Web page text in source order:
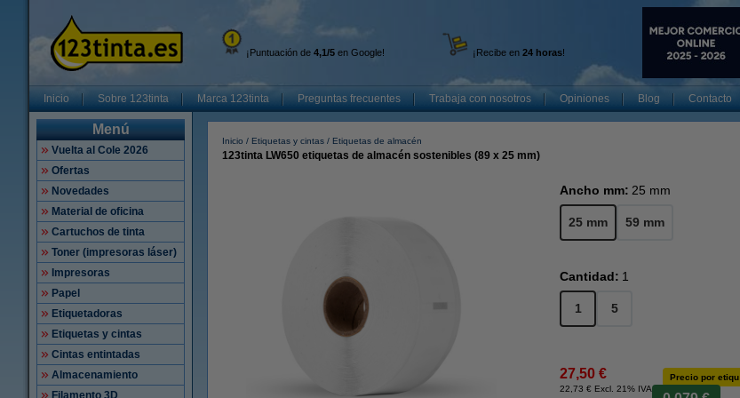
¡Puntuación de 4,1/5 en Google! ¡Recibe en 24 horas!
Inicio Sobre 123tinta Marca 123tinta Preguntas frecuentes Trabaja con nosotros Opiniones Blog Contacto
Menú
Vuelta al Cole 2026
Ofertas
Novedades
Material de oficina
Cartuchos de tinta
Toner (impresoras láser)
Impresoras
Papel
Etiquetadoras
Etiquetas y cintas
Cintas entintadas
Almacenamiento
Filamento 3D
Inicio Etiquetas y cintas Etiquetas de almacén
123tinta LW650 etiquetas de almacén sostenibles (89 x 25 mm)
Ancho mm: 25 mm
25 mm 59 mm
Cantidad: 1
1 5
27,50 €
22,73 € Excl. 21% IVA
Precio por etiqu